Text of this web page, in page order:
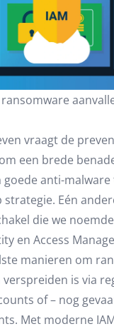
vraagt de
een brede
goede anti-
strategie. Eén
die we
en Access
manieren om
is via
of – nog
Met moderne